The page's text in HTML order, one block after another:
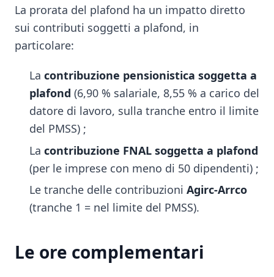
La prorata del plafond ha un impatto diretto
sui contributi soggetti a plafond, in
particolare:
La contribuzione pensionistica soggetta a
plafond (6,90 % salariale, 8,55 % a carico del
datore di lavoro, sulla tranche entro il limite
del PMSS) ;
La contribuzione FNAL soggetta a plafond
(per le imprese con meno di 50 dipendenti) ;
Le tranche delle contribuzioni Agirc-Arrco
(tranche 1 = nel limite del PMSS).
Le ore complementari